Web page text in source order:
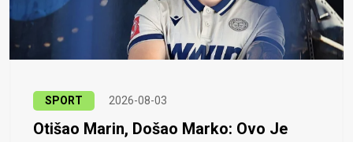
SPORT 2026-08-03
Otišao Marin, Došao Marko: Ovo Je